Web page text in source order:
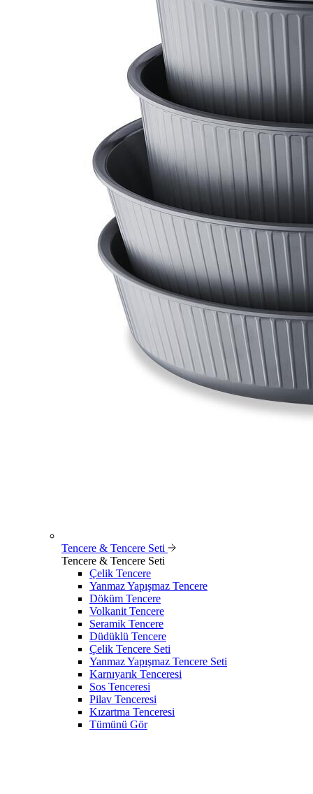
Tencere & Tencere Seti
Tencere & Tencere Seti
Çelik Tencere
Yanmaz Yapışmaz Tencere
Döküm Tencere
Volkanit Tencere
Seramik Tencere
Düdüklü Tencere
Çelik Tencere Seti
Yanmaz Yapışmaz Tencere Seti
Karnıyarık Tenceresi
Sos Tenceresi
Pilav Tenceresi
Kızartma Tenceresi
Tümünü Gör